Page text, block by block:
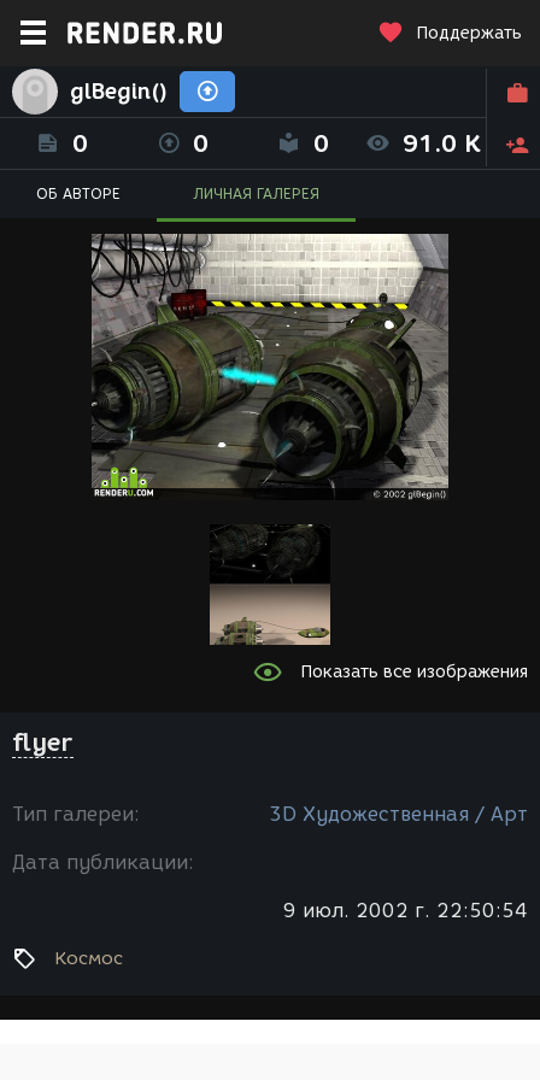
Поддержать
glBegin()
0 0 0 91.0 K
ОБ АВТОРЕ ЛИЧНАЯ ГАЛЕРЕЯ
Показать все изображения
flyer
Тип галереи: 3D Художественная / Арт
Дата публикации:
9 июл. 2002 г. 22:50:54
Космос